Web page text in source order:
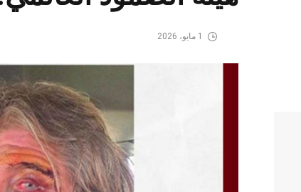
1 مايو، 2026